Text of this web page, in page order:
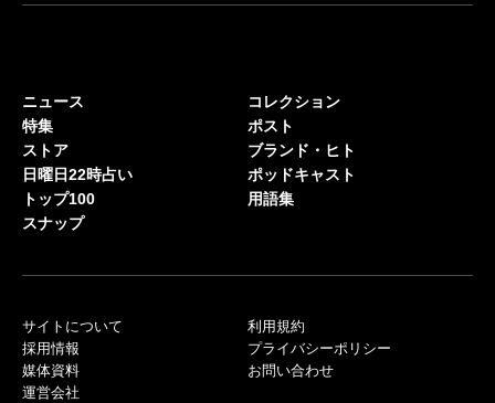
ニュース
特集
ストア
日曜日22時占い
トップ100
スナップ
コレクション
ポスト
ブランド・ヒト
ポッドキャスト
用語集
サイトについて
採用情報
媒体資料
運営会社
利用規約
プライバシーポリシー
お問い合わせ